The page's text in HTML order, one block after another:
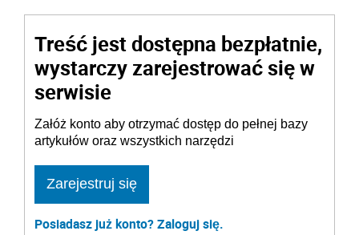
Treść jest dostępna bezpłatnie,
wystarczy zarejestrować się w
serwisie
Załóż konto aby otrzymać dostęp do pełnej bazy
artykułów oraz wszystkich narzędzi
Zarejestruj się
Posiadasz już konto? Zaloguj się.